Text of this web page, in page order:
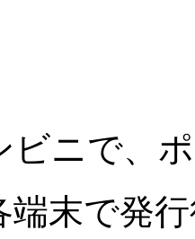
ビニで、
末で発